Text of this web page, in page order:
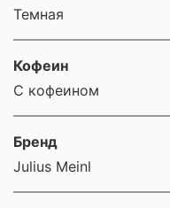
Темная
Кофеин
С кофеином
Бренд
Julius Meinl